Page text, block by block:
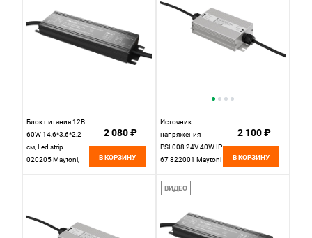
Блок питания 12В
60W 14,6*3,6*2,2
см, Led strip
020205 Maytoni,
2 080 ₽
В КОРЗИНУ
Источник
напряжения
PSL008 24V 40W IP
67 822001 Maytoni
2 100 ₽
В КОРЗИНУ
ВИДЕО